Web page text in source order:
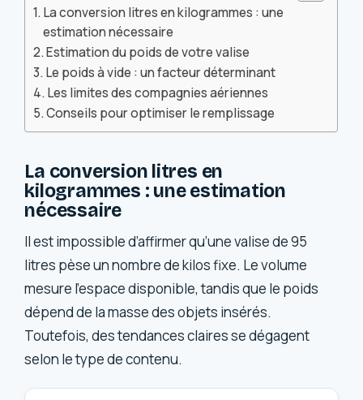
La conversion litres en kilogrammes : une
estimation nécessaire
Estimation du poids de votre valise
Le poids à vide : un facteur déterminant
Les limites des compagnies aériennes
Conseils pour optimiser le remplissage
La conversion litres en
kilogrammes : une estimation
nécessaire
Il est impossible d’affirmer qu’une valise de 95
litres pèse un nombre de kilos fixe. Le volume
mesure l’espace disponible, tandis que le poids
dépend de la masse des objets insérés.
Toutefois, des tendances claires se dégagent
selon le type de contenu.